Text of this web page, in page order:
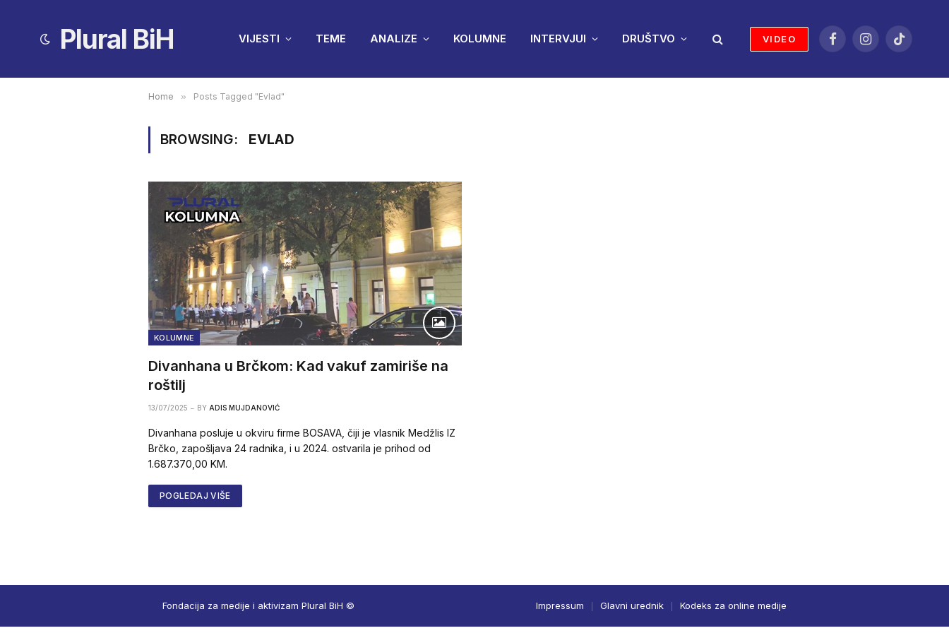
Plural BiH VIJESTI TEME ANALIZE KOLUMNE INTERVJUI DRUŠTVO VIDEO
FacebookInstagramTikTok
Home » Posts Tagged "Evlad"
BROWSING: EVLAD
KOLUMNE
Divanhana u Brčkom: Kad vakuf zamiriše na
roštilj
13/07/2025 BY ADIS MUJDANOVIĆ
Divanhana posluje u okviru firme BOSAVA, čiji je vlasnik Medžlis IZ
Brčko, zapošljava 24 radnika, i u 2024. ostvarila je prihod od
1.687.370,00 KM.
POGLEDAJ VIŠE
Fondacija za medije i aktivizam Plural BiH © Impressum Glavni urednik Kodeks za online medije